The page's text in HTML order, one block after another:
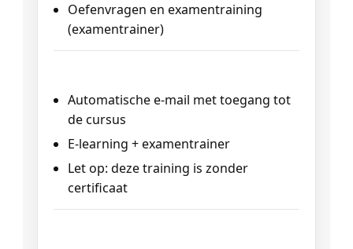
Oefenvragen en examentraining
(examentrainer)
Automatische e-mail met toegang tot
de cursus
E-learning + examentrainer
Let op: deze training is zonder
certificaat